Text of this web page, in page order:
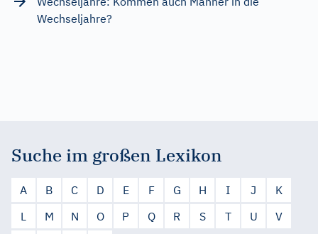
Wechseljahre?
Suche im großen Lexikon
A B C D E F G H I J
K
L
M N O P Q R S T U
V